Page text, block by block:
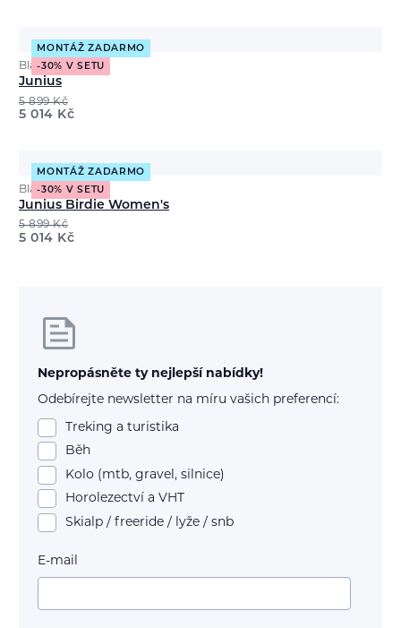
MONTÁŽ ZADARMO
-30% V SETU
Black Crows
Junius
5 899Kč
5 014 Kč
MONTÁŽ ZADARMO
-30% V SETU
Black Crows
Junius Birdie Women's
5 899Kč
5 014 Kč
Nepropásněte ty nejlepší nabídky!
Odebírejte newsletter na míru vašich preferencí:
Treking a turistika
Běh
Kolo (mtb, gravel, silnice)
Horolezectví a VHT
Skialp / freeride / lyže / snb
E-mail